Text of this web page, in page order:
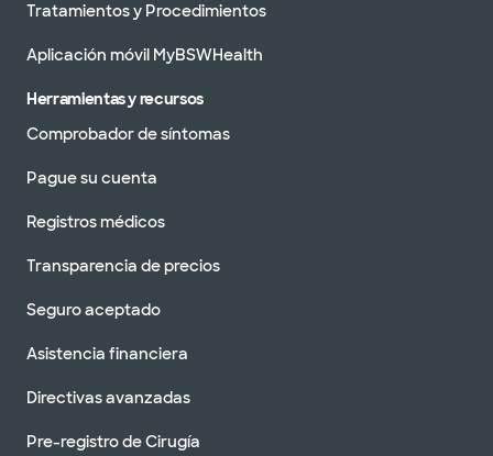
Tratamientos y Procedimientos
Aplicación móvil MyBSWHealth
Herramientas y recursos
Comprobador de síntomas
Pague su cuenta
Registros médicos
Transparencia de precios
Seguro aceptado
Asistencia financiera
Directivas avanzadas
Pre-registro de Cirugía